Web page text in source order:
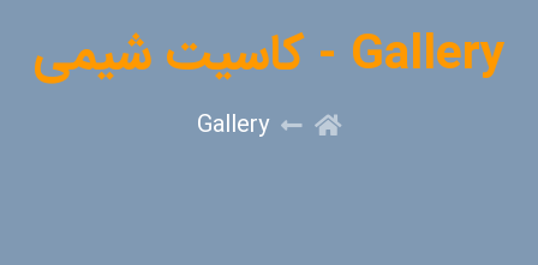
Gallery - کاسیت شیمی
Gallery